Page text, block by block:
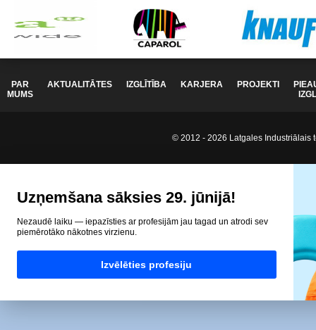
PAR
MUMS
AKTUALITĀTES IZGLĪTĪBA KARJERA PROJEKTI
© 2012 - 2026 Latgales Industriālais
Uzņemšana sāksies 29. jūnijā!
Nezaudē laiku — iepazīsties ar profesijām jau tagad un atrodi sev
piemērotāko nākotnes virzienu.
Izvēlēties profesiju